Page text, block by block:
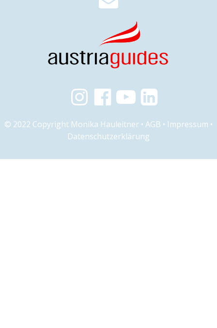
© 2022 Copyright Monika Hauleitner • AGB • Impressum •
Datenschutzerklärung